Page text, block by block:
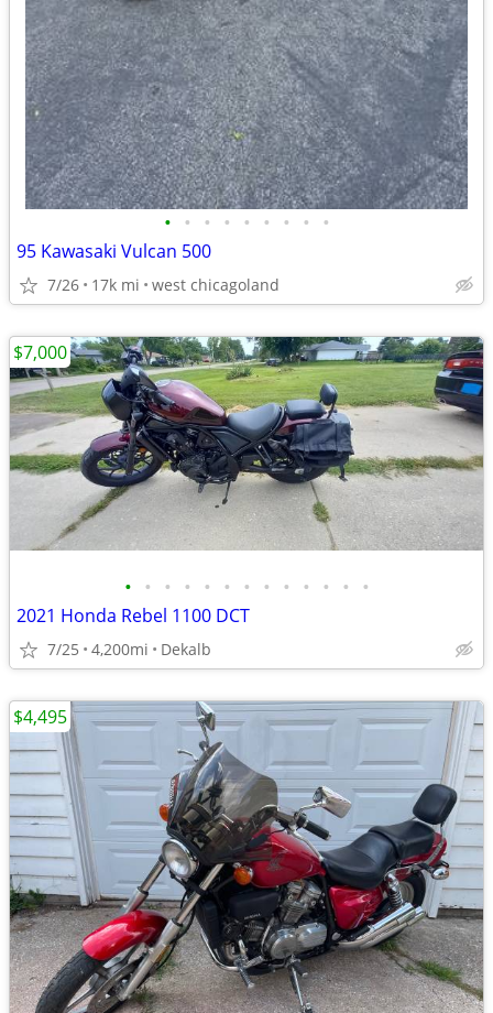
• • • • • • • • •
95 Kawasaki Vulcan 500
7/26 17k mi west chicagoland
• • • • • • • • • • • • •
2021 Honda Rebel 1100 DCT
7/25 4,200mi Dekalb
$7,000
$4,495